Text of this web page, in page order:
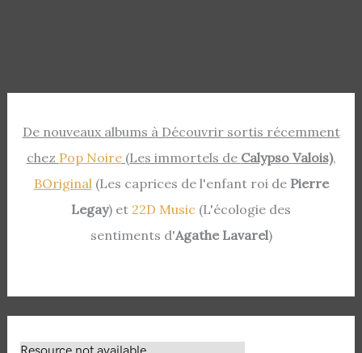
De nouveaux albums à Découvrir sortis récemment
chez Pop Noire(Les immortels de Calypso Valois),
BOriginal (Les caprices de l'enfant roi de Pierre
Legay) et 22D Music (L'écologie des
sentiments d'Agathe Lavarel)